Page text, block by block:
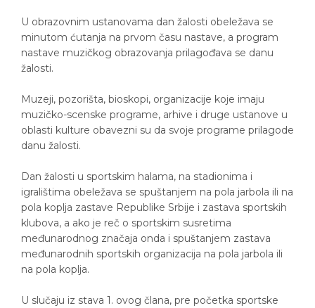
U obrazovnim ustanovama dan žalosti obeležava se
minutom ćutanja na prvom času nastave, a program
nastave muzičkog obrazovanja prilagođava se danu
žalosti.
Muzeji, pozorišta, bioskopi, organizacije koje imaju
muzičko-scenske programe, arhive i druge ustanove u
oblasti kulture obavezni su da svoje programe prilagode
danu žalosti.
Dan žalosti u sportskim halama, na stadionima i
igralištima obeležava se spuštanjem na pola jarbola ili na
pola koplja zastave Republike Srbije i zastava sportskih
klubova, a ako je reč o sportskim susretima
međunarodnog značaja onda i spuštanjem zastava
međunarodnih sportskih organizacija na pola jarbola ili
na pola koplja.
U slučaju iz stava 1. ovog člana, pre početka sportske